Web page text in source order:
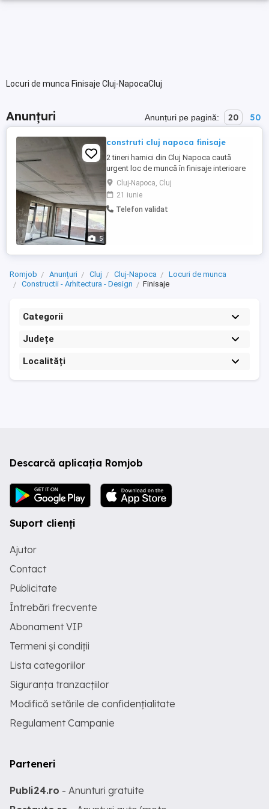
Locuri de munca Finisaje Cluj-NapocaCluj
Anunțuri Anunțuri pe pagină: 20 50
5
construti cluj napoca finisaje
2 tineri harnici din Cluj Napoca caută
urgent loc de muncă în finisaje interioare
glet zugrăvit parchet laminat rigips scafe
turnare sapă.autonivelanta.montat
uși.program normal de munca.cerem
oferim seriozitate deplina avem scule
Cluj-Napoca, Cluj
21 iunie
Telefon validat
Romjob Anunțuri Cluj Cluj-Napoca
Locuri de munca
Constructii - Arhitectura - Design
Finisaje
Categorii
Județe
Localități
Descarcă aplicația Romjob
Suport clienți
Ajutor
Contact
Publicitate
Întrebări frecvente
Abonament VIP
Termeni și condiții
Lista categoriilor
Siguranța tranzacțiilor
Modifică setările de confidențialitate
Regulament Campanie
Parteneri
Publi24.ro - Anunturi gratuite